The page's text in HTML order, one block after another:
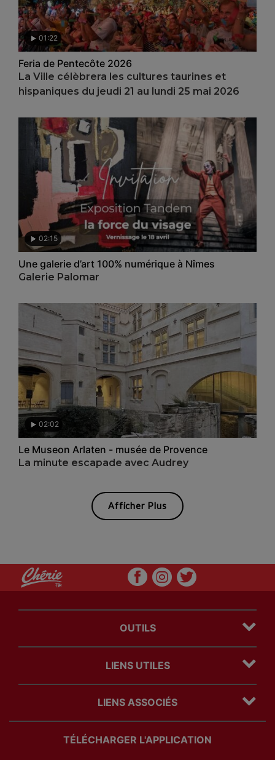
01:22
Feria de Pentecôte 2026
La Ville célèbrera les cultures taurines et
hispaniques du jeudi 21 au lundi 25 mai 2026
02:15
Une galerie d’art 100% numérique à Nîmes
Galerie Palomar
02:02
Le Museon Arlaten - musée de Provence
La minute escapade avec Audrey
Afficher Plus
OUTILS
Politique Cookies
Politique Confidentialité
LIENS UTILES
Régie PublicitaireLIENS ASSOCIÉS
TÉLÉCHARGER L'APPLICATION